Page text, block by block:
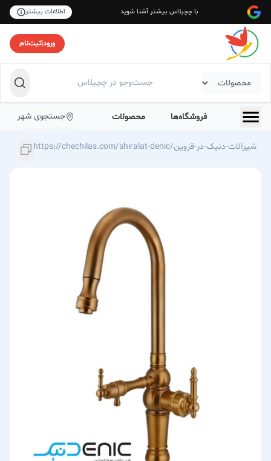
با چچیلاس بیشتر آشنا شوید اطلاعات بیشتر
ورود|ثبت‌نام
فروشگاه‌ها محصولات جستجوی شهر
https://chechilas.com/shiralat-denic/شیرآلات-دنیک-در-قزوین